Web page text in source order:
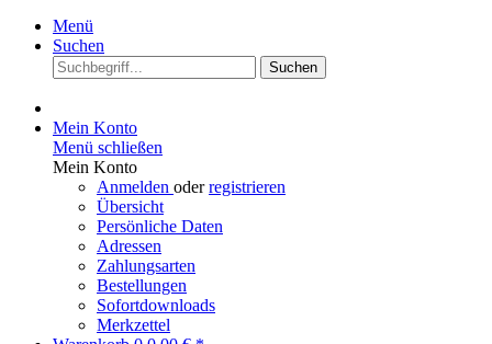
Menü
Suchen
Suchen
Mein Konto
Menü schließen
Mein Konto
Anmelden oderregistrieren
Übersicht
Persönliche Daten
Adressen
Zahlungsarten
Bestellungen
Sofortdownloads
Merkzettel